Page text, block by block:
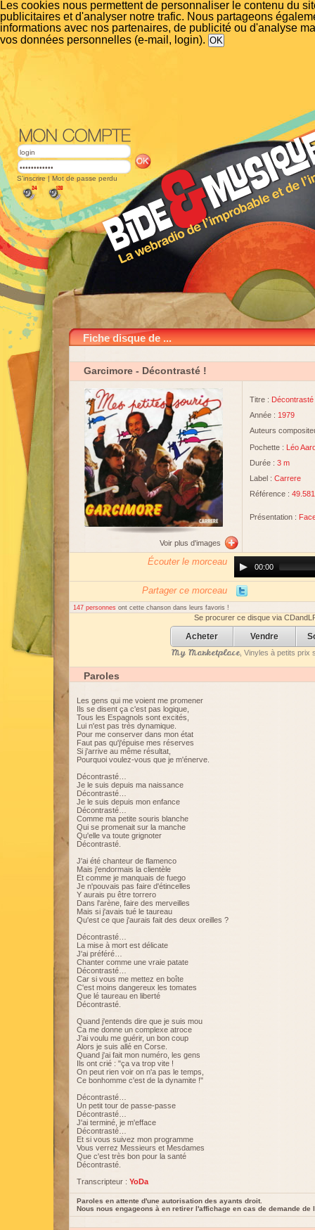
Les cookies nous permettent de personnaliser le contenu du
publicitaires et d'analyser notre trafic. Nous partageons
informations avec nos partenaires, de publicité ou d'analyse
vos données personnelles (e-mail, login).
S'inscrire | Mot de passe perdu
Fiche disque de ...
Garcimore - Décontrasté !
Voir plus d'images
Titre : Décontrasté
Année : 1979
Auteurs
Pochette : Léo
Durée : 3 m
Label : Carrere
Référence : 49.581
Présentation :
Écouter le morceau
Player00:00
Partager ce morceau
147 personnes ont cette chanson dans leurs favoris !
Se procurer ce disque via
Acheter Vendre
My Marketplace, Vinyles à petits prix
Paroles
Les gens qui me voient me promener
Ils se disent ça c'est pas logique,
Tous les Espagnols sont excités,
Lui n'est pas très dynamique.
Pour me conserver dans mon état
Faut pas qu'j'épuise mes réserves
Si j'arrive au même résultat,
Pourquoi voulez-vous que je m'énerve.
Décontrasté…
Je le suis depuis ma naissance
Décontrasté…
Je le suis depuis mon enfance
Décontrasté…
Comme ma petite souris blanche
Qui se promenait sur la manche
Qu'elle va toute grignoter
Décontrasté.
J'ai été chanteur de flamenco
Mais j'endormais la clientèle
Et comme je manquais de fuego
Je n'pouvais pas faire d'étincelles
Y aurais pu être torrero
Dans l'arène, faire des merveilles
Mais si j'avais tué le taureau
Qu'est ce que j'aurais fait des deux oreilles ?
Décontrasté…
La mise à mort est délicate
J'ai préféré…
Chanter comme une vraie patate
Décontrasté…
Car si vous me mettez en boîte
C'est moins dangereux les tomates
Que lé taureau en liberté
Décontrasté.
Quand j'entends dire que je suis mou
Ca me donne un complexe atroce
J'ai voulu me guérir, un bon coup
Alors je suis allé en Corse.
Quand j'ai fait mon numéro, les gens
Ils ont crié : "ça va trop vite !
On peut rien voir on n'a pas le temps,
Ce bonhomme c'est de la dynamite !"
Décontrasté…
Un petit tour de passe-passe
Décontrasté…
J'ai terminé, je m'efface
Décontrasté…
Et si vous suivez mon programme
Vous verrez Messieurs et Mesdames
Que c'est très bon pour la santé
Décontrasté.
Transcripteur : YoDa
Paroles en attente d'une autorisation des ayants droit.
Nous nous engageons à en retirer l'affichage en cas de demande de